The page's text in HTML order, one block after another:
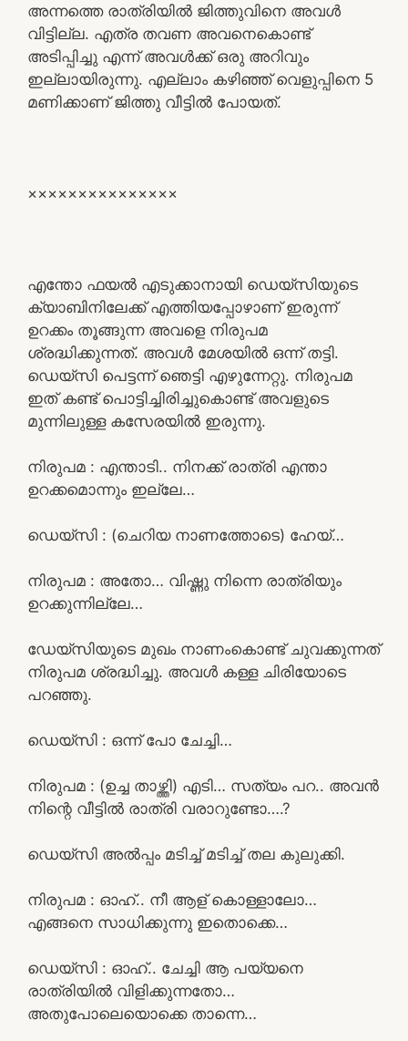
അന്നത്തെ രാത്രിയിൽ ജിത്തുവിനെ അവൾ
വിട്ടില്ല. എത്ര തവണ അവനെകൊണ്ട്
അടിപ്പിച്ചു എന്ന് അവൾക്ക് ഒരു അറിവും
ഇല്ലായിരുന്നു. എല്ലാം കഴിഞ്ഞ് വെളുപ്പിനെ 5
മണിക്കാണ് ജിത്തു വീട്ടിൽ പോയത്.
×××××××××××××××
എന്തോ ഫയൽ എടുക്കാനായി ഡെയ്‌സിയുടെ
ക്യാബിനിലേക്ക് എത്തിയപ്പോഴാണ് ഇരുന്ന്
ഉറക്കം തൂങ്ങുന്ന അവളെ നിരുപമ
ശ്രദ്ധിക്കുന്നത്. അവൾ മേശയിൽ ഒന്ന് തട്ടി.
ഡെയ്‌സി പെട്ടന്ന് ഞെട്ടി എഴുന്നേറ്റു. നിരുപമ
ഇത് കണ്ട് പൊട്ടിച്ചിരിച്ചുകൊണ്ട് അവളുടെ
മുന്നിലുള്ള കസേരയിൽ ഇരുന്നു.
നിരുപമ : എന്താടി.. നിനക്ക് രാത്രി എന്താ
ഉറക്കമൊന്നും ഇല്ലേ…
ഡെയ്‌സി : (ചെറിയ നാണത്തോടെ) ഹേയ്…
നിരുപമ : അതോ… വിഷ്ണു നിന്നെ രാത്രിയും
ഉറക്കുന്നില്ലേ…
ഡേയ്‌സിയുടെ മുഖം നാണംകൊണ്ട് ചുവക്കുന്നത്
നിരുപമ ശ്രദ്ധിച്ചു. അവൾ കള്ള ചിരിയോടെ
പറഞ്ഞു.
ഡെയ്‌സി : ഒന്ന് പോ ചേച്ചി…
നിരുപമ : (ഉച്ച താഴ്ത്തി) എടി… സത്യം പറ.. അവൻ
നിന്റെ വീട്ടിൽ രാത്രി വരാറുണ്ടോ….?
ഡെയ്‌സി അൽപ്പം മടിച്ച് മടിച്ച് തല കുലുക്കി.
നിരുപമ : ഓഹ്.. നീ ആള് കൊള്ളാലോ…
എങ്ങനെ സാധിക്കുന്നു ഇതൊക്കെ…
ഡെയ്‌സി : ഓഹ്.. ചേച്ചി ആ പയ്യനെ
രാത്രിയിൽ വിളിക്കുന്നതോ…
അതുപോലെയൊക്കെ താന്നെ…